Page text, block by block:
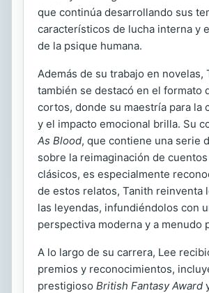
que continúa desarrollando sus
característicos de lucha interna y
de la psique humana.
Además de su trabajo en novelas,
también se destacó en el formato
cortos, donde su maestría para la
y el impacto emocional brilla. Su
As Blood, que contiene una serie
sobre la reimaginación de
clásicos, es especialmente
de estos relatos, Tanith reinventa
las leyendas, infundiéndolos con
perspectiva moderna y a menudo
A lo largo de su carrera, Lee
premios y reconocimientos,
prestigioso British Fantasy Award